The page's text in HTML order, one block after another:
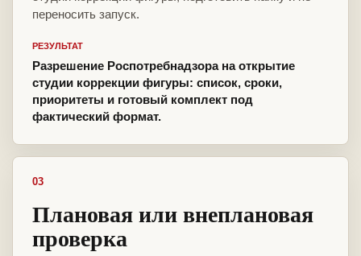
переносить запуск.
РЕЗУЛЬТАТ
Разрешение Роспотребнадзора на открытие
студии коррекции фигуры: список, сроки,
приоритеты и готовый комплект под
фактический формат.
03
Плановая или внеплановая
проверка